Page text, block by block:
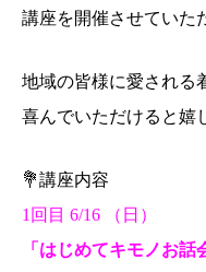
講座を開催させていた
地域の皆様に愛される
喜んでいただけると嬉
💐講座内容
1回目 6/16 （日）
「はじめてキモノお話